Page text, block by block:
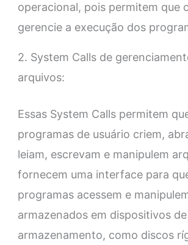
operacional, pois permitem que
gerencie a execução dos
2. System Calls de
arquivos:
Essas System Calls permitem
programas de usuário criem,
leiam, escrevam e manipulem
fornecem uma interface para
programas acessem e
armazenados em dispositivos de
armazenamento, como discos